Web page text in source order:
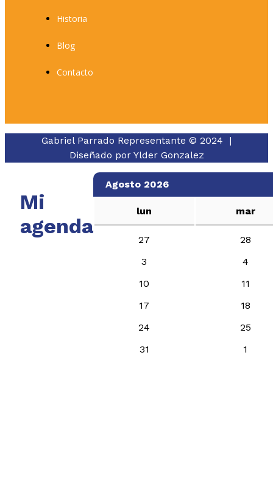
Historia
Blog
Contacto
Gabriel Parrado Representante © 2024 |
Diseñado por Ylder Gonzalez
Mi
agenda
Agosto 2026
lun mar
27
28
3
4
10
11
17
18
24
25
31
1